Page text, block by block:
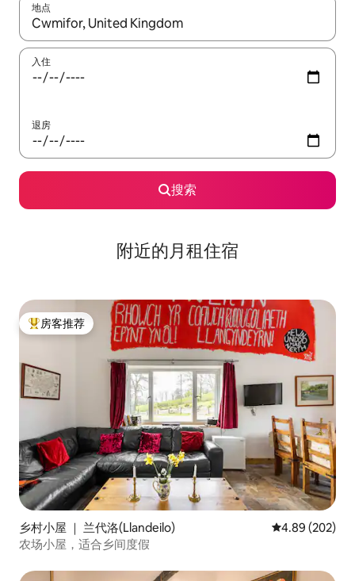
地点
如有搜索结果，请使用上下方向键查看，或通过点击或滑动手势
入住
退房
搜索
附近的月租住宿
热门「房客推荐」
房客推荐
乡村小屋 ｜ 兰代洛(Llandeilo) 平均评分 4.89
4.89 (202)
农场小屋，适合乡间度假